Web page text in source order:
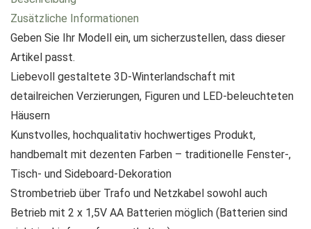
Zusätzliche Informationen
Geben Sie Ihr Modell ein, um sicherzustellen, dass dieser
Artikel passt.
Liebevoll gestaltete 3D-Winterlandschaft mit
detailreichen Verzierungen, Figuren und LED-beleuchteten
Häusern
Kunstvolles, hochqualitativ hochwertiges Produkt,
handbemalt mit dezenten Farben – traditionelle Fenster-,
Tisch- und Sideboard-Dekoration
Strombetrieb über Trafo und Netzkabel sowohl auch
Betrieb mit 2 x 1,5V AA Batterien möglich (Batterien sind